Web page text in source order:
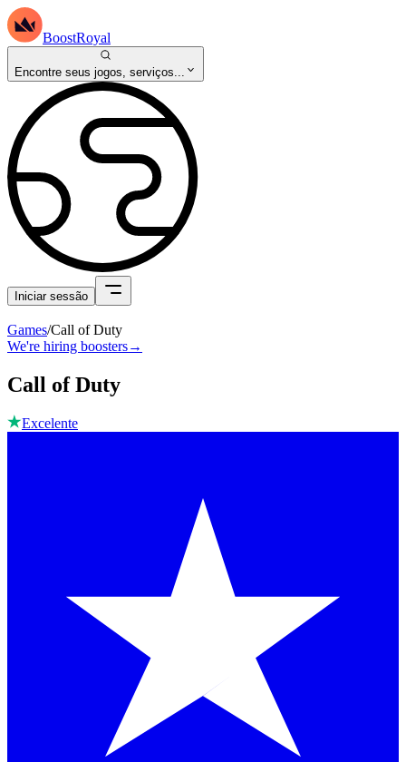
BoostRoyal
Encontre seus jogos, serviços...
Iniciar sessão
Games/Call of Duty
We're hiring boosters→
Call of Duty
Excelente